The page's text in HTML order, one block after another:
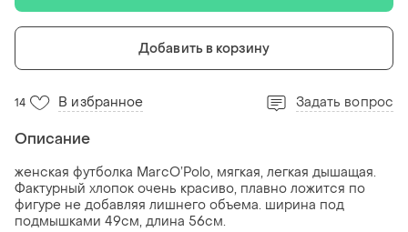
Добавить в корзину
14 В избранное Задать вопрос
Описание
женская футболка MarcO’Polo, мягкая, легкая дышащая.
Фактурный хлопок очень красиво, плавно ложится по
фигуре не добавляя лишнего объема. ширина под
подмышками 49см, длина 56см.